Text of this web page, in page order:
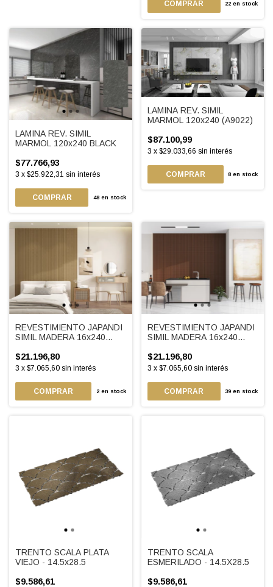
22 en stock
LAMINA REV. SIMIL
MARMOL 120x240 BLACK
$77.766,93
3 x $25.922,31 sin interés
48en stock
LAMINA REV. SIMIL
MARMOL 120x240 (A9022)
$87.100,99
3 x $29.033,66 sin interés
8 en stock
REVESTIMIENTO JAPANDI
SIMIL MADERA 16x240
$21.196,80
3 x $7.065,60 sin interés
2en stock
REVESTIMIENTO JAPANDI
SIMIL MADERA 16x240
$21.196,80
3 x $7.065,60 sin interés
39 en stock
TRENTO SCALA PLATA
VIEJO - 14.5x28.5
$9.586,61
TRENTO SCALA
ESMERILADO - 14.5X28.5
$9.586,61